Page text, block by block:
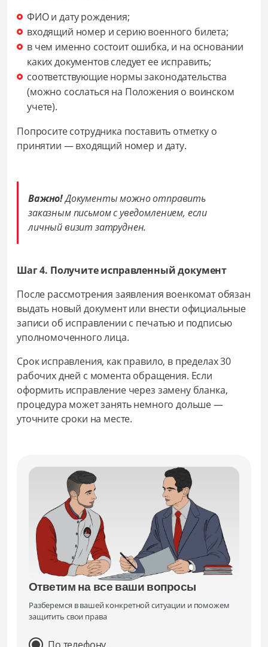
ФИО и дату рождения;
входящий номер и серию военного билета;
в чем именно состоит ошибка, и на основании
каких документов следует ее исправить;
соответствующие нормы законодательства
(можно сослаться на Положения о воинском
учете).
Попросите сотрудника поставить отметку о
принятии — входящий номер и дату.
Важно!Документы можно отправить
заказным письмом с уведомлением, если
личный визит затруднен.
Шаг 4. Получите исправленный документ
После рассмотрения заявления военкомат обязан
выдать новый документ или внести официальные
записи об исправлении с печатью и подписью
уполномоченного лица.
Срок исправления, как правило, в пределах 30
рабочих дней с момента обращения. Если
оформить исправление через замену бланка,
процедура может занять немного дольше —
уточните сроки на месте.
Ответим на все ваши вопросы
Разберемся в вашей конкретной ситуации и поможем
защитить свои права
По телефону